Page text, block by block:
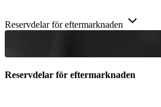
Reservdelar för eftermarknaden
Reservdelar för eftermarknaden